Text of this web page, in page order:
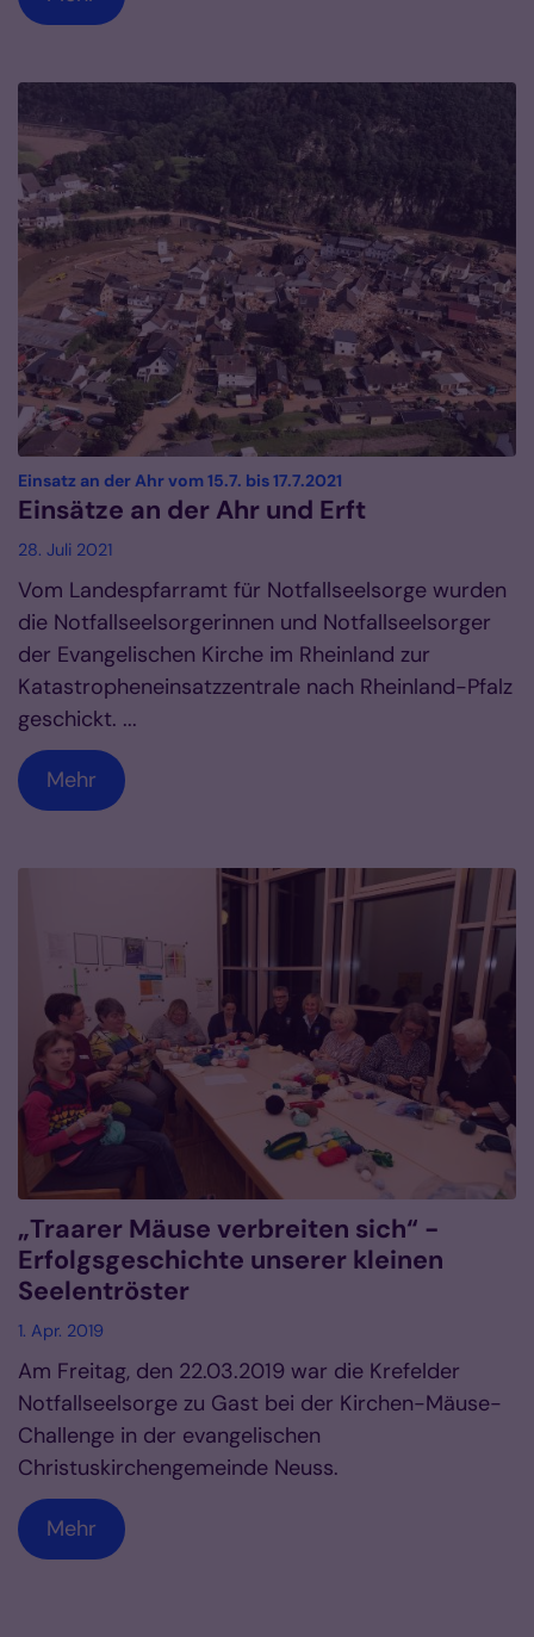
Einsatz an der Ahr vom 15.7. bis 17.7.2021
Einsätze an der Ahr und Erft
28. Juli 2021
Vom Landespfarramt für Notfallseelsorge wurden
die Notfallseelsorgerinnen und Notfallseelsorger
der Evangelischen Kirche im Rheinland zur
Katastropheneinsatzzentrale nach Rheinland-Pfalz
geschickt. ...
Mehr
„Traarer Mäuse verbreiten sich“ -
Erfolgsgeschichte unserer kleinen
Seelentröster
1. Apr. 2019
Am Freitag, den 22.03.2019 war die Krefelder
Notfallseelsorge zu Gast bei der Kirchen-Mäuse-
Challenge in der evangelischen
Christuskirchengemeinde Neuss.
Mehr